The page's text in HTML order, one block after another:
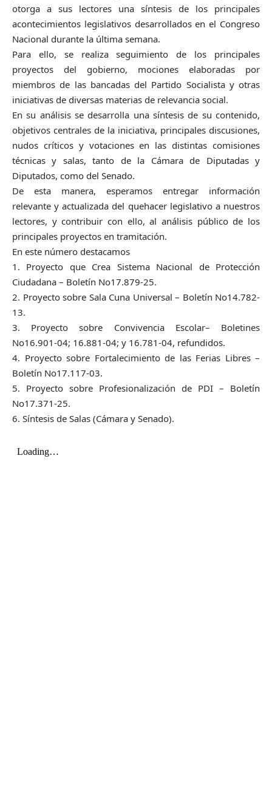
otorga a sus lectores una síntesis de los principales
acontecimientos legislativos desarrollados en el Congreso
Nacional durante la última semana.
Para ello, se realiza seguimiento de los principales
proyectos del gobierno, mociones elaboradas por
miembros de las bancadas del Partido Socialista y otras
iniciativas de diversas materias de relevancia social.
En su análisis se desarrolla una síntesis de su contenido,
objetivos centrales de la iniciativa, principales discusiones,
nudos críticos y votaciones en las distintas comisiones
técnicas y salas, tanto de la Cámara de Diputadas y
Diputados, como del Senado.
De esta manera, esperamos entregar información
relevante y actualizada del quehacer legislativo a nuestros
lectores, y contribuir con ello, al análisis público de los
principales proyectos en tramitación.
En este número destacamos
1. Proyecto que Crea Sistema Nacional de Protección
Ciudadana – Boletín No17.879-25.
2. Proyecto sobre Sala Cuna Universal – Boletín No14.782-
13.
3. Proyecto sobre Convivencia Escolar– Boletines
No16.901-04; 16.881-04; y 16.781-04, refundidos.
4. Proyecto sobre Fortalecimiento de las Ferias Libres –
Boletín No17.117-03.
5. Proyecto sobre Profesionalización de PDI – Boletín
No17.371-25.
6. Síntesis de Salas (Cámara y Senado).